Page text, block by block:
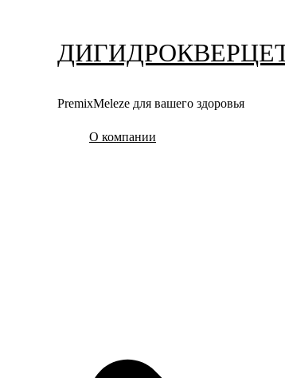
содержимому
PremixMeleze для вашего здоровья
О компании